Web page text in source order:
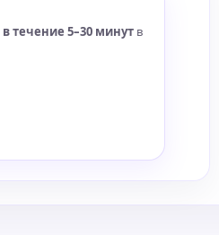
в течение 5–30 минут в